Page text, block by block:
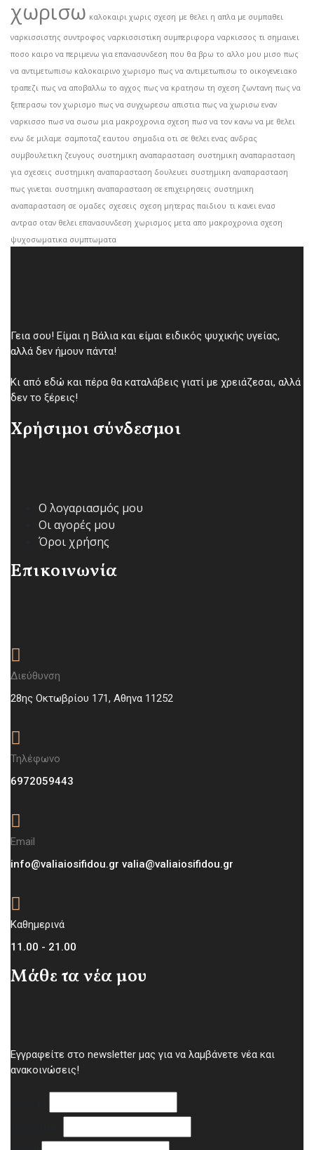
χωρισω καλοκαιρι χωρις σχεση με θελει η απλα με συμπαθει
ναρκισσιστης συντροφος ναρκισσιστικη συμπεριφορα ναρκισσος τι σημαινει
ποσο καιρο να περιμενω για επανασυνδεση που θα βρω το αλλο μου μισο πως
να αντιμετωπισω καλοκαιρινο χωρισμο πως να αντιμετωπισω το οικογενειακο
τραπεζι πως να αποβαλλω το αγχος πως να κρατησω τη σχεση ζωντανη πως να
ξεπερασω τον χωρισμο πως να συγχωρεσω απιστια πως να χωρισω εναν
ναρκισσο πωσ να σωσω μια μακροχρονια σχεση πωσ να τον κανω να με θελει
ενω δε μιλαμε σαμποταζ εαυτου σημαδια οτι σε θελει ενας ανδρας
συμβουλετικη ζευγους συστημικη αναπαρασταση συστημικη αναπαρασταση
για σχεσεις συστημικη αναπαρασταση δουλευει συστημικη αναπαρασταση
πως γινεται συστημικη αναπαρασταση σε επιχειρησεις συστημικη
αναπαρασταση σε ομαδες σχεσεις σχεση μητερας παιδιου τι κανει ενασ
αντρασ οταν θελει επανασυνδεση χωρισμος μετα απο μακροχρονια σχεση
ψυχοσωματικα συμπτωματα
Γεια σου! Είμαι η Βάλια και είμαι ειδικός ψυχικής υγείας,
αλλά δεν ήμουν πάντα!
Κι από εδώ και πέρα θα καταλάβεις γιατί με χρειάζεσαι, αλλά
δεν το ξέρεις!
Χρήσιμοι σύνδεσμοι
Ο λογαριασμός μου
Οι αγορές μου
Όροι χρήσης
Επικοινωνία
Διεύθυνση
28ης Οκτωβρίου 171, Aθηνα 11252
Τηλέφωνο
6972059443
Email
info@valiaiosifidou.gr valia@valiaiosifidou.gr
Καθημερινά
11.00 - 21.00
Μάθε τα νέα μου
Εγγραφείτε στο newsletter μας για να λαμβάνετε νέα και
ανακοινώσεις!